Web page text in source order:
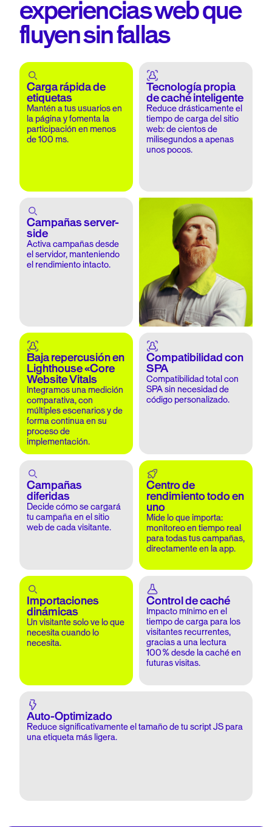
experiencias web que
fluyen sin fallas
Carga rápida de
etiquetas
Mantén a tus usuarios en
la página y fomenta la
participación en menos
de 100 ms.
Tecnología propia
de caché inteligente
Reduce drásticamente el
tiempo de carga del sitio
web: de cientos de
milisegundos a apenas
unos pocos.
Campañas server-
side
Activa campañas desde
el servidor, manteniendo
el rendimiento intacto.
Baja repercusión en
Lighthouse «Core
Website Vitals
Integramos una medición
comparativa, con
múltiples escenarios y de
forma continua en su
proceso de
implementación.
Compatibilidad con
SPA
Compatibilidad total con
SPA sin necesidad de
código personalizado.
Campañas
diferidas
Decide cómo se cargará
tu campaña en el sitio
web de cada visitante.
Centro de
rendimiento todo en
uno
Mide lo que importa:
monitoreo en tiempo real
para todas tus campañas,
directamente en la app.
Importaciones
dinámicas
Un visitante solo ve lo que
necesita cuando lo
necesita.
Control de caché
Impacto mínimo en el
tiempo de carga para los
visitantes recurrentes,
gracias a una lectura
100 % desde la caché en
futuras visitas.
Auto-Optimizado
Reduce significativamente el tamaño de tu script JS para
una etiqueta más ligera.